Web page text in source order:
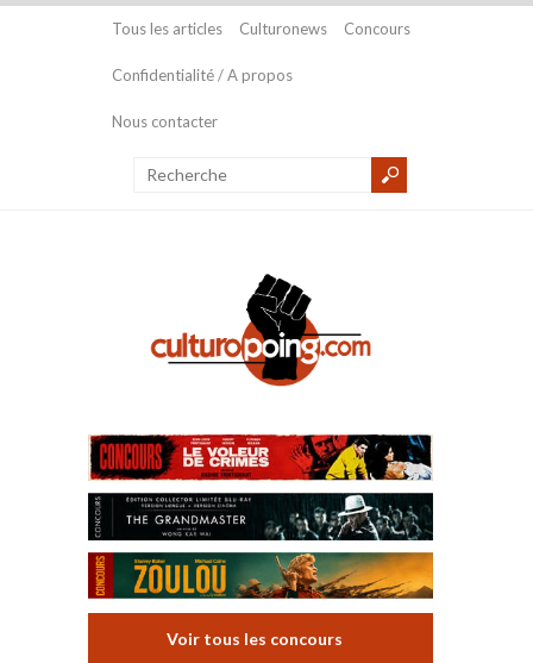
Tous les articles Culturonews Concours
Confidentialité / A propos
Nous contacter
Voir tous les concours